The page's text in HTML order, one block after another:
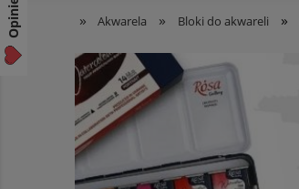
» Akwarela » Bloki do akwareli »
Opinie